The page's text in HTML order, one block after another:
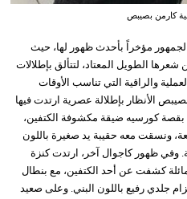
كارمن بصيبص
مؤخراً بأحدث ظهور لها، حيث
الطويل المعتاد، لتتألق بإطلالات
والراقية التي تناسب الأوقات
الأنظار بإطلالة عصرية ارتدت فيها
كورسيه ضيقة مكشوفة الكتفين،
ونسقت معه حقيبة يد صغيرة باللون
وفي ظهور كاجوال آخر، ارتدت كنزة
مائلة كشفت عن أحد الكتفين، مع بنطال
جلدي رفيع باللون البني. وعلى صعيد